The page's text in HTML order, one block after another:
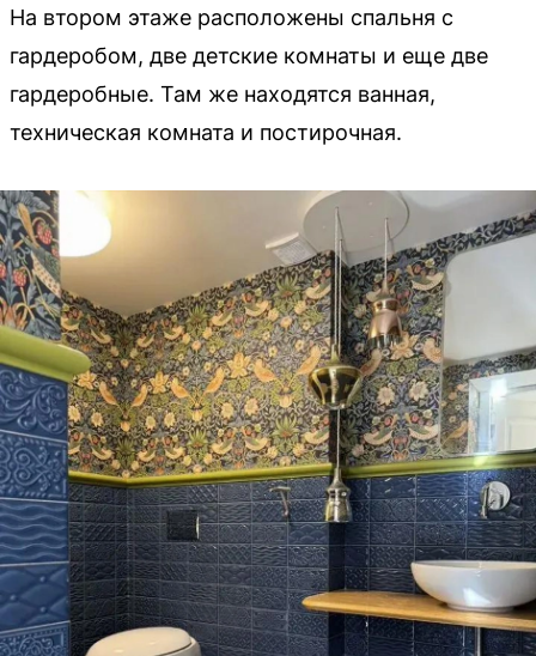
На втором этаже расположены спальня с
гардеробом, две детские комнаты и еще две
гардеробные. Там же находятся ванная,
техническая комната и постирочная.